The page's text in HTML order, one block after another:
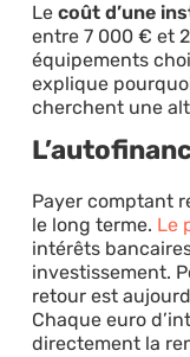
Le coût d’une
entre 7 000 € et
équipements
explique
cherchent une
Payer comptant
le long terme. Le
intérêts
investissement.
retour est
Chaque euro
directement la